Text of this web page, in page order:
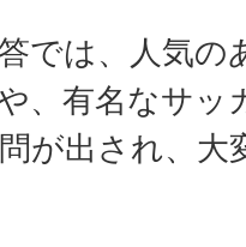
では、人気の
、有名なサッ
が出され、大